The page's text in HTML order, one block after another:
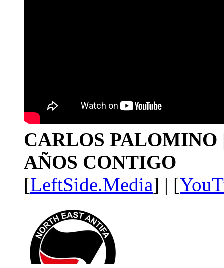
CARLOS PALOMINO
AÑOS CONTIGO
[LeftSide.Media] | [